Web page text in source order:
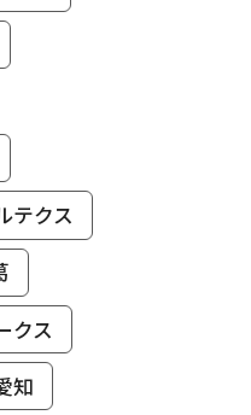
テクス
クス
知